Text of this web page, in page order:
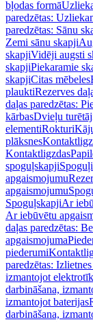
bļodas formā
paredzētas:
paredzētas: Sānu
Zemi sānu skapji
skapjiVidēji augsti
skapjiPiekaramie
skapjiCitas mēbeles
plauktiRezerves
daļas paredzētas:
kārbasDvieļu
elementiRokturi
plāksnes
Kontaktligzdas
spoguļskapjiSpoguļi
apgaismojumu
apgaismojumu
SpoguļskapjiAr
Ar iebūvētu
daļas paredzētas:
apgaismojuma
piederumi
paredzētas:
izmantojot
darbināšana,
izmantojot baterijas
darbināšana,